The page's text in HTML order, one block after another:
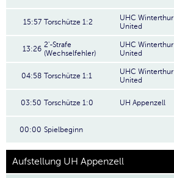
15:57 Torschütze 1:2
UHC Winterthur
United
13:26 2'-Strafe
(Wechselfehler)
UHC Winterthur
United
04:58 Torschütze 1:1
UHC Winterthur
United
03:50 Torschütze 1:0 UH Appenzell
00:00 Spielbeginn
Aufstellung UH Appenzell